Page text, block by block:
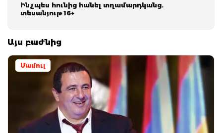
Ինչպես հունից հանել տղամարդկանց.
տեսանյութ 16+
Այս բաժնից
Մամուլ